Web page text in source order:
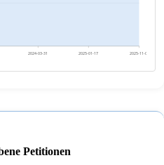
2024-03-31 2025-01-17 2025-11-06
Petitionen